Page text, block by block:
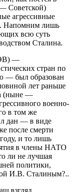
Советской)
агрессивные
Напомним лишь
всю суть
Сталина.
—
стран по
— был образован
лет раньше
(ныне —
военно-
в том же
дан — в виде
после смерти
и то лишь
в члены НАТО
ли не лучшая
политики,
И.В. Сталиным?..
взгляд,